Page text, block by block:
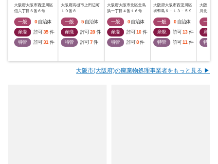
大阪府大阪市西淀川区
佃六丁目６番６号
一般 0 自治体
産廃
許可35 件
特管
許可31 件
大阪府高槻市上田辺町
１９番８
一般 5 自治体
産廃
許可28 件
特管
許可7件
大阪府大阪市北区堂島
浜一丁目４番１６号
一般 0 自治体
産廃
許可10 件
特管
許可8件
大阪府大阪市西淀川区
御幣島６－１３－５９
一般 0 自治体
産廃
許可13 件
特管
許可11 件
大阪府大
川北３－
一般
産廃
特管
大阪市(大阪府)の廃棄物処理事業者をもっと見る ▶